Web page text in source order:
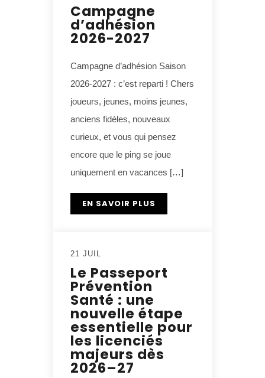
Campagne
d’adhésion
2026-2027
Campagne d’adhésion Saison
2026‑2027 : c’est reparti ! Chers
joueurs, jeunes, moins jeunes,
anciens fidèles, nouveaux
curieux, et vous qui pensez
encore que le ping se joue
uniquement en vacances […]
EN SAVOIR PLUS
21 JUIL
Le Passeport
Prévention
Santé : une
nouvelle étape
essentielle pour
les licenciés
majeurs dès
2026–27